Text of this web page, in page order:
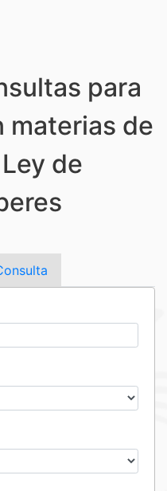
para
materias de
de